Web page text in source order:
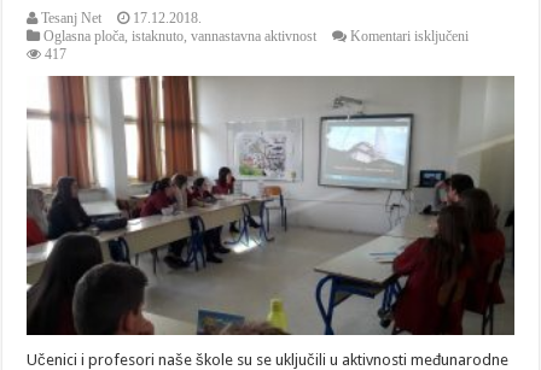
Tesanj Net
17.12.2018.
Oglasna ploča ,istaknuto ,vannastavna aktivnost Komentari isključeni
su
naše
ogledalo”
417
Učenici i profesori naše škole su se uključili u aktivnosti međunarodne